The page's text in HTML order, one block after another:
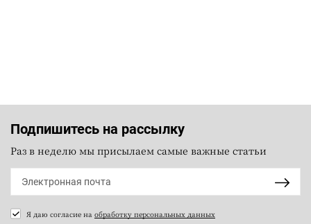
Подпишитесь на рассылку
Раз в неделю мы присылаем самые важные статьи
Я даю согласие на обработку персональных данных